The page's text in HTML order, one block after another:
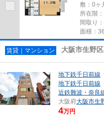
敷：0ヶ
所在階
間取り
面積：
賃貸｜マンション 大阪市生野
地下鉄千日前線
地下鉄千日前線
近鉄難波・奈良
大阪府大阪市生
4万円